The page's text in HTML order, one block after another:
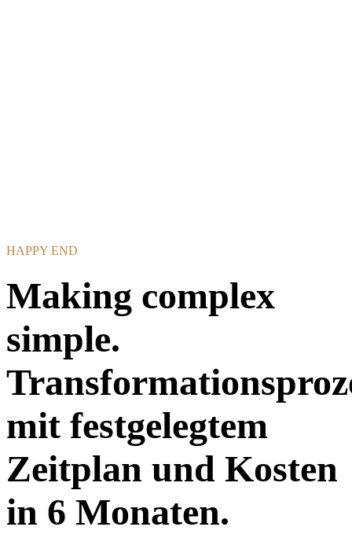
HAPPY END
Making complex
simple.
mit festgelegtem
Zeitplan und Kosten
in 6 Monaten.